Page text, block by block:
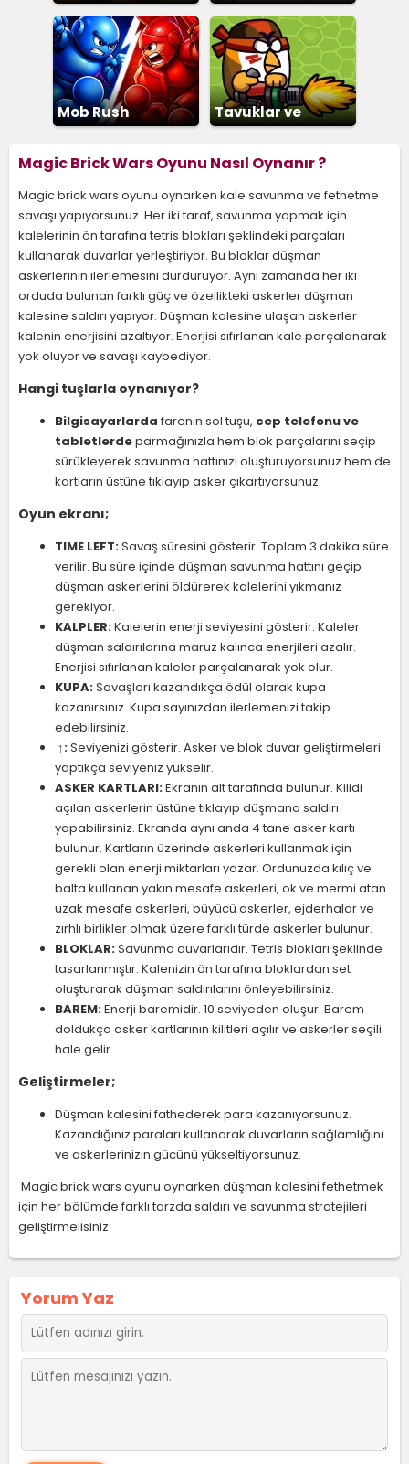
Fethetme
Mob Rush
Tavuklar ve
Magic Brick Wars Oyunu Nasıl Oynanır ?
Magic brick wars oyunu oynarken kale savunma ve fethetme
savaşı yapıyorsunuz. Her iki taraf, savunma yapmak için
kalelerinin ön tarafına tetris blokları şeklindeki parçaları
kullanarak duvarlar yerleştiriyor. Bu bloklar düşman
askerlerinin ilerlemesini durduruyor. Aynı zamanda her iki
orduda bulunan farklı güç ve özellikteki askerler düşman
kalesine saldırı yapıyor. Düşman kalesine ulaşan askerler
kalenin enerjisini azaltıyor. Enerjisi sıfırlanan kale parçalanarak
yok oluyor ve savaşı kaybediyor.
Hangi tuşlarla oynanıyor?
Bilgisayarlarda farenin sol tuşu, cep telefonu ve
tabletlerdeparmağınızla hem blok parçalarını seçip
sürükleyerek savunma hattınızı oluşturuyorsunuz hem de
kartların üstüne tıklayıp asker çıkartıyorsunuz.
Oyun ekranı;
TIME LEFT:Savaş süresini gösterir. Toplam 3 dakika süre
verilir. Bu süre içinde düşman savunma hattını geçip
düşman askerlerini öldürerek kalelerini yıkmanız
gerekiyor.
KALPLER:Kalelerin enerji seviyesini gösterir. Kaleler
düşman saldırılarına maruz kalınca enerjileri azalır.
Enerjisi sıfırlanan kaleler parçalanarak yok olur.
KUPA:Savaşları kazandıkça ödül olarak kupa
kazanırsınız. Kupa sayınızdan ilerlemenizi takip
edebilirsiniz.
↑:Seviyenizi gösterir. Asker ve blok duvar geliştirmeleri
yaptıkça seviyeniz yükselir.
ASKER KARTLARI:Ekranın alt tarafında bulunur. Kilidi
açılan askerlerin üstüne tıklayıp düşmana saldırı
yapabilirsiniz. Ekranda aynı anda 4 tane asker kartı
bulunur. Kartların üzerinde askerleri kullanmak için
gerekli olan enerji miktarları yazar. Ordunuzda kılıç ve
balta kullanan yakın mesafe askerleri, ok ve mermi atan
uzak mesafe askerleri, büyücü askerler, ejderhalar ve
zırhlı birlikler olmak üzere farklı türde askerler bulunur.
BLOKLAR:Savunma duvarlarıdır. Tetris blokları şeklinde
tasarlanmıştır. Kalenizin ön tarafına bloklardan set
oluşturarak düşman saldırılarını önleyebilirsiniz.
BAREM:Enerji baremidir. 10 seviyeden oluşur. Barem
doldukça asker kartlarının kilitleri açılır ve askerler seçili
hale gelir.
Geliştirmeler;
Düşman kalesini fathederek para kazanıyorsunuz.
Kazandığınız paraları kullanarak duvarların sağlamlığını
ve askerlerinizin gücünü yükseltiyorsunuz.
Magic brick wars oyunu oynarken düşman kalesini fethetmek
için her bölümde farklı tarzda saldırı ve savunma stratejileri
geliştirmelisiniz.
Yorum Yaz